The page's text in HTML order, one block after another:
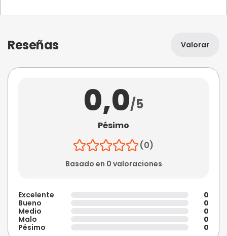
Reseñas Valorar
0,0/5
Pésimo
(0)
Basado en 0 valoraciones
Excelente
0
Bueno
0
Medio
0
Malo
0
Pésimo
0